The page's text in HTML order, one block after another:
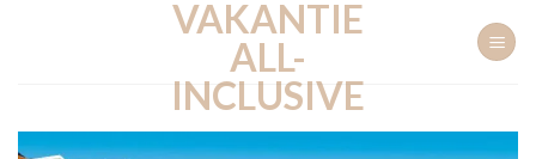
VAKANTIE
ALL-
INCLUSIVE